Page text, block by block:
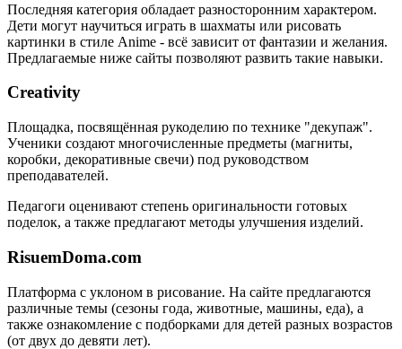
Последняя категория обладает разносторонним характером.
Дети могут научиться играть в шахматы или рисовать
картинки в стиле Anime - всё зависит от фантазии и желания.
Предлагаемые ниже сайты позволяют развить такие навыки.
Creativity
Площадка, посвящённая рукоделию по технике "декупаж".
Ученики создают многочисленные предметы (магниты,
коробки, декоративные свечи) под руководством
преподавателей.
Педагоги оценивают степень оригинальности готовых
поделок, а также предлагают методы улучшения изделий.
RisuemDoma.com
Платформа с уклоном в рисование. На сайте предлагаются
различные темы (сезоны года, животные, машины, еда), а
также ознакомление с подборками для детей разных возрастов
(от двух до девяти лет).